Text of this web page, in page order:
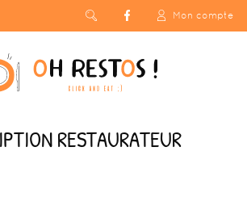
Mon compte
RESTAURATEUR